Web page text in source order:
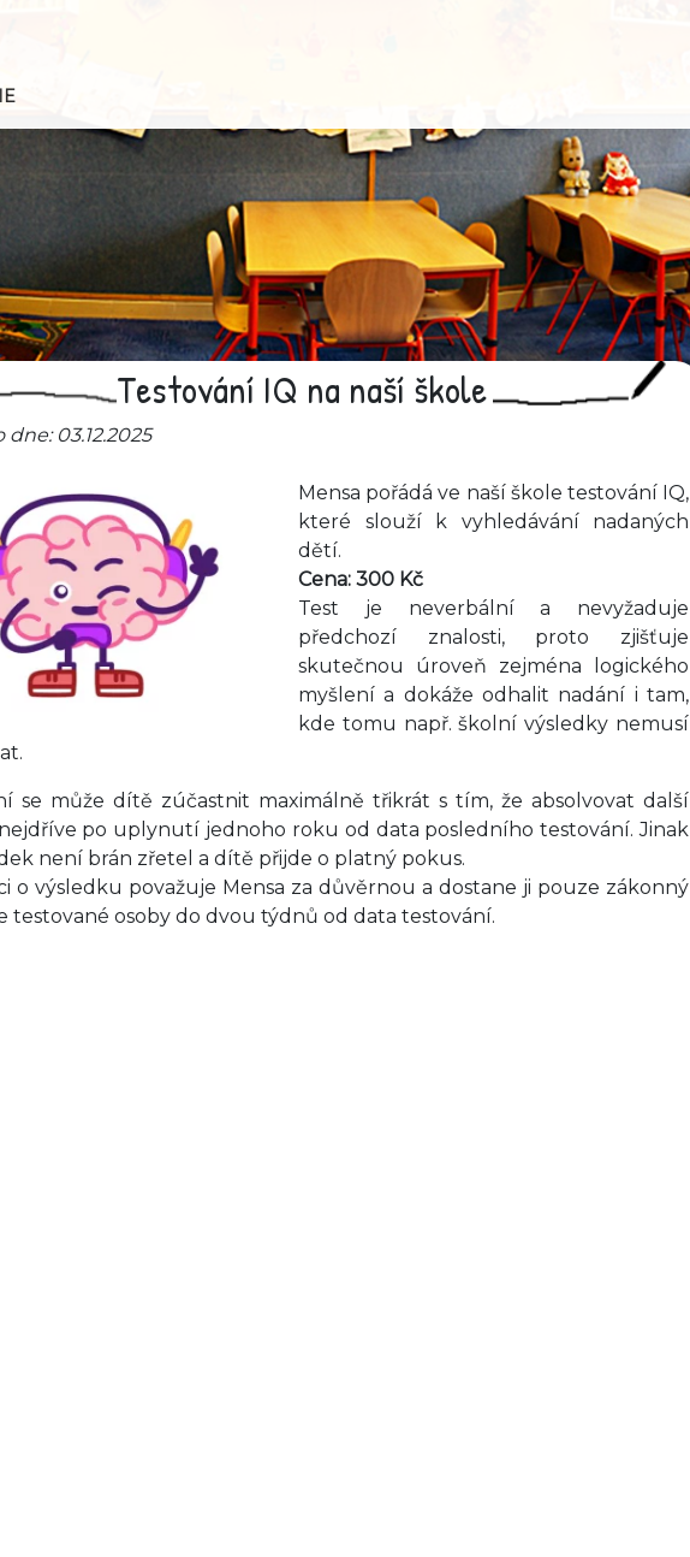
Testování IQ na naší škole
dne: 03.12.2025
Mensa pořádá ve naší škole testování IQ,
které slouží k vyhledávání nadaných
dětí.
Cena: 300 Kč
Test je neverbální a nevyžaduje
předchozí znalosti, proto zjišťuje
skutečnou úroveň zejména logického
myšlení a dokáže odhalit nadání i tam,
kde tomu např. školní výsledky nemusí
se může dítě zúčastnit maximálně třikrát s tím, že absolvovat další
po uplynutí jednoho roku od data posledního testování. Jinak
není brán zřetel a dítě přijde o platný pokus.
o výsledku považuje Mensa za důvěrnou a dostane ji pouze zákonný
testované osoby do dvou týdnů od data testování.